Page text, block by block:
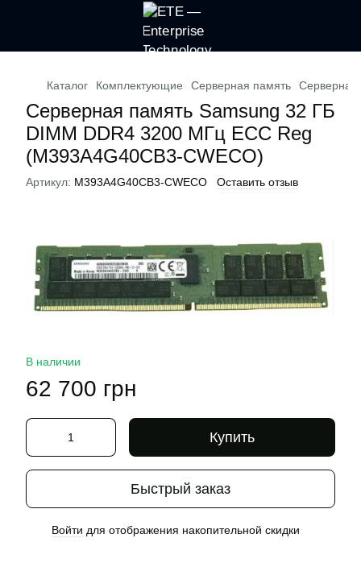
Каталог Комплектующие Серверная память Серверная
Серверная память Samsung 32 ГБ
DIMM DDR4 3200 МГц ECC Reg
(M393A4G40CB3-CWECO)
Артикул: M393A4G40CB3-CWECO Оставить отзыв
В наличии
62 700 грн
Купить
Быстрый заказ
Войти для отображения накопительной скидки